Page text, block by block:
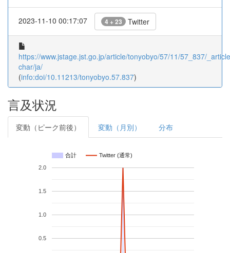
2023-11-10 00:17:07 4 + 23 Twitter
https://www.jstage.jst.go.jp/article/tonyobyo/57/11/57_837/
char/ja/
(info:doi/10.11213/tonyobyo.57.837)
言及状況
変動（ピーク前後） 変動（月別） 分布
合計 Twitter (通常)
0.5
1.0
1.5
2.0